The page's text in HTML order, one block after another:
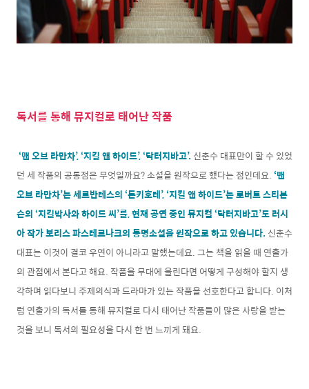
독서를 통해 뮤지컬로 태어난 작품
‘맨 오브 라만차’, ‘지킬 앤 하이드’, ‘닥터지바고’.신춘수 대표만이 할 수 있었
던 세 작품의 공통점은 무엇일까요? 소설을 원작으로 했다는 점인데요.‘맨
오브 라만차’는 세르반테스의 ‘돈키호테’, ‘지킬 앤 하이드’는 로버트 스티븐
슨의 ‘지킬박사와 하이드 씨’를, 현재 공연 중인 뮤지컬 ‘닥터지바고’도 러시
아 작가 보리스 파스테르나크의 동명소설을 원작으로 하고 있습니다.신춘수
대표는 이것이 결코 우연이 아니라고 말했는데요. 그는 책을 읽을 때 연출가
의 관점에서 본다고 해요. 작품을 무대에 올린다면 어떻게 구성해야 할지 생
각하며 읽다보니 주제의식과 드라마가 있는 작품을 선호한다고 합니다. 이처
럼 연출가의 독서를 통해 뮤지컬로 다시 태어난 작품들이 많은 사랑을 받는
것을 보니 독서의 필요성을 다시 한 번 느끼게 돼요.